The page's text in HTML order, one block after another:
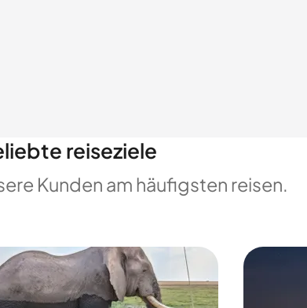
reiseziele
Kunden am häufigsten reisen.